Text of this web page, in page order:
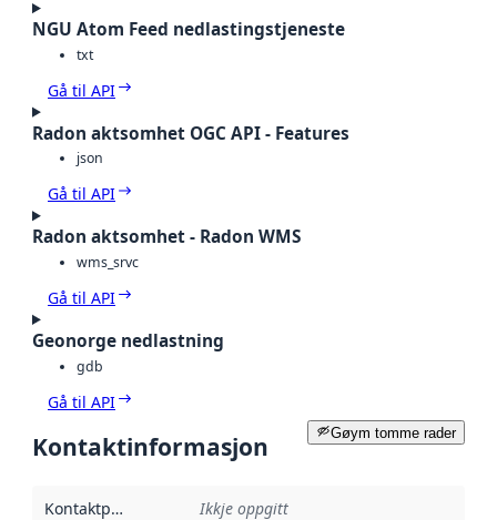
NGU Atom Feed nedlastingstjeneste
txt
Gå til API
Radon aktsomhet OGC API - Features
json
Gå til API
Radon aktsomhet - Radon WMS
wms_srvc
Gå til API
Geonorge nedlastning
gdb
Gå til API
Gøym tomme rader
Kontaktinformasjon
Kontaktpunkt Ikkje oppgitt